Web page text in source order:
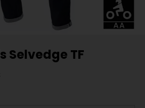
Selvedge TF